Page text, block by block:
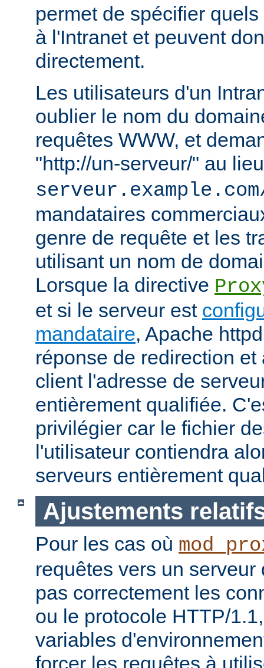
permet de spécifier
à l'Intranet et peuvent
directement.
Les utilisateurs d'un
oublier le nom du
requêtes WWW, et
"http://un-serveur/" au
mandataires
genre de requête et les
utilisant un nom de
Lorsque la directive
et si le serveur est
mandataire, Apache
réponse de redirection
client l'adresse de
entièrement qualifiée.
privilégier car le fichier
l'utilisateur contiendra
serveurs entièrement
Ajustements
Pour les cas où
requêtes vers un
pas correctement les
ou le protocole HTTP/
variables
forcer les requêtes à